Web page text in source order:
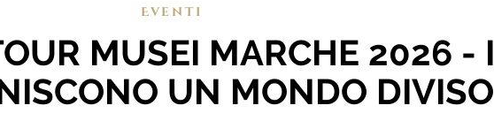
Eventi
MUSEI MARCHE 2026 - I
UN MONDO DIVISO